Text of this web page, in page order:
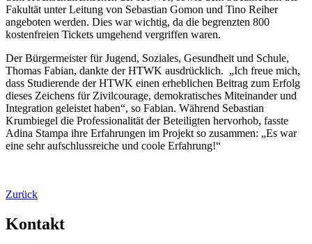
Fakultät unter Leitung von Sebastian Gomon und Tino Reiher
angeboten werden. Dies war wichtig, da die begrenzten 800
kostenfreien Tickets umgehend vergriffen waren.
Der Bürgermeister für Jugend, Soziales, Gesundheit und Schule,
Thomas Fabian, dankte der HTWK ausdrücklich. „Ich freue mich,
dass Studierende der HTWK einen erheblichen Beitrag zum Erfolg
dieses Zeichens für Zivilcourage, demokratisches Miteinander und
Integration geleistet haben“, so Fabian. Während Sebastian
Krumbiegel die Professionalität der Beteiligten hervorhob, fasste
Adina Stampa ihre Erfahrungen im Projekt so zusammen: „Es war
eine sehr aufschlussreiche und coole Erfahrung!“
Zurück
Kontakt